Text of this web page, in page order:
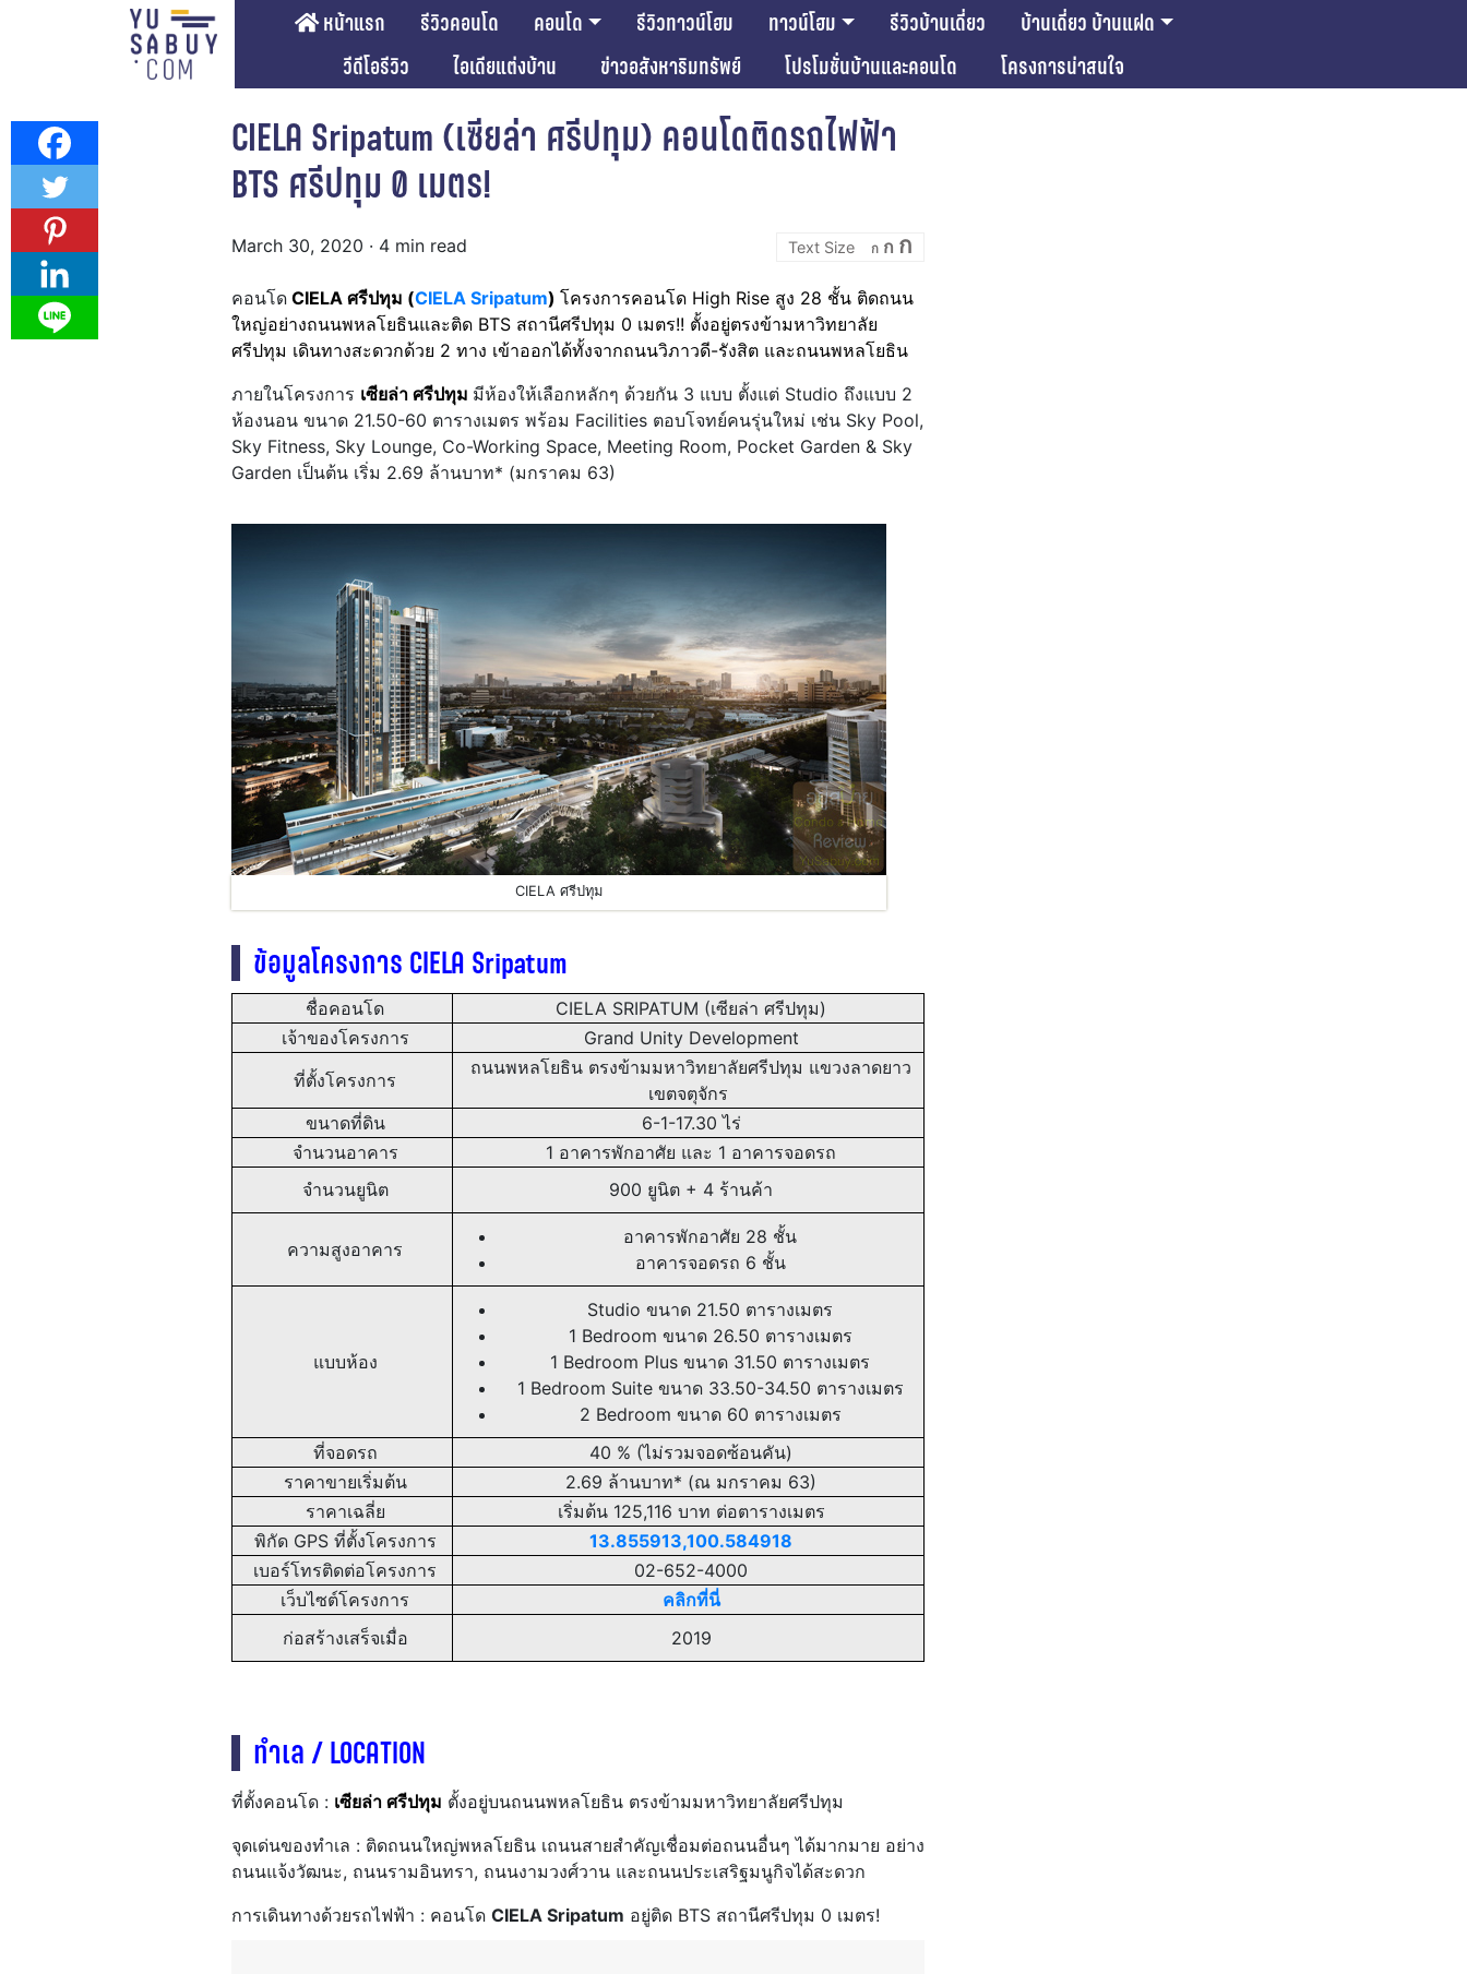
หน้าแรก รีวิวคอนโด คอนโด รีวิวทาวน์โฮม ทาวน์โฮม รีวิวบ้านเดี่ยว
บ้านเดี่ยว บ้านแฝด
วีดีโอรีวิว
ไอเดียแต่งบ้าน ข่าวอสังหาริมทรัพย์ โปรโมชั่นบ้านและคอนโด โครงการน่าสนใจ
CIELA Sripatum (เซียล่า ศรีปทุม) คอนโดติดรถไฟฟ้า
BTS ศรีปทุม 0 เมตร!
March 30, 2020 · 4 min read ก
Decrease
font
size.
ก Reset
font
ก
คอนโด CIELA ศรีปทุม (CIELA Sripatum) โครงการคอนโด High Rise สูง 28 ชั้น ติดถนน
ใหญ่อย่างถนนพหลโยธินและติด BTS สถานีศรีปทุม 0 เมตร!! ตั้งอยู่ตรงข้ามหาวิทยาลัย
ศรีปทุม เดินทางสะดวกด้วย 2 ทาง เข้าออกได้ทั้งจากถนนวิภาวดี-รังสิต และถนนพหลโยธิน
ภายในโครงการ เซียล่า ศรีปทุม มีห้องให้เลือกหลักๆ ด้วยกัน 3 แบบ ตั้งแต่ Studio ถึงแบบ 2
ห้องนอน ขนาด 21.50-60 ตารางเมตร พร้อม Facilities ตอบโจทย์คนรุ่นใหม่ เช่น Sky Pool,
Sky Fitness, Sky Lounge, Co-Working Space, Meeting Room, Pocket Garden & Sky
Garden เป็นต้น เริ่ม 2.69 ล้านบาท* (มกราคม 63)
CIELA ศรีปทุม
ข้อมูลโครงการ CIELA Sripatum
ชื่อคอนโด
CIELA SRIPATUM (เซียล่า ศรีปทุม)
เจ้าของโครงการ
Grand Unity Development
ที่ตั้งโครงการ
ถนนพหลโยธิน ตรงข้ามมหาวิทยาลัยศรีปทุม แขวงลาดยาว
เขตจตุจักร
ขนาดที่ดิน
6-1-17.30 ไร่
จำนวนอาคาร
1 อาคารพักอาศัย และ 1 อาคารจอดรถ
จำนวนยูนิต
900 ยูนิต + 4 ร้านค้า
ความสูงอาคาร
อาคารพักอาศัย 28 ชั้น
อาคารจอดรถ 6 ชั้น
แบบห้อง
Studio ขนาด 21.50 ตารางเมตร
1 Bedroom ขนาด 26.50 ตารางเมตร
1 Bedroom Plus ขนาด 31.50 ตารางเมตร
1 Bedroom Suite ขนาด 33.50-34.50 ตารางเมตร
2 Bedroom ขนาด 60 ตารางเมตร
ที่จอดรถ
40 % (ไม่รวมจอดซ้อนคัน)
ราคาขายเริ่มต้น
2.69 ล้านบาท* (ณ มกราคม 63)
ราคาเฉลี่ย
เริ่มต้น 125,116 บาท ต่อตารางเมตร
พิกัด GPS ที่ตั้งโครงการ
13.855913,100.584918
เบอร์โทรติดต่อโครงการ
02-652-4000
เว็บไซต์โครงการ
คลิกที่นี่
ก่อสร้างเสร็จเมื่อ
2019
ทำเล / LOCATION
ที่ตั้งคอนโด : เซียล่า ศรีปทุม ตั้งอยู่บนถนนพหลโยธิน ตรงข้ามมหาวิทยาลัยศรีปทุม
จุดเด่นของทำเล : ติดถนนใหญ่พหลโยธิน เถนนสายสำคัญเชื่อมต่อถนนอื่นๆ ได้มากมาย อย่าง
ถนนแจ้งวัฒนะ, ถนนรามอินทรา, ถนนงามวงศ์วาน และถนนประเสริฐมนูกิจได้สะดวก
การเดินทางด้วยรถไฟฟ้า : คอนโด CIELA Sripatum อยู่ติด BTS สถานีศรีปทุม 0 เมตร!